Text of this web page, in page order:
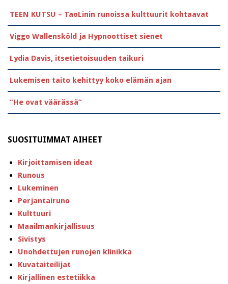
TEEN KUTSU – TaoLinin runoissa kulttuurit kohtaavat
Viggo Wallensköld ja Hypnoottiset sienet
Lydia Davis, itsetietoisuuden taikuri
Lukemisen taito kehittyy koko elämän ajan
”He ovat väärässä”
SUOSITUIMMAT AIHEET
Kirjoittamisen ideat
Runous
Lukeminen
Perjantairuno
Kulttuuri
Maailmankirjallisuus
Sivistys
Unohdettujen runojen klinikka
Kuvataiteilijat
Kirjallinen estetiikka